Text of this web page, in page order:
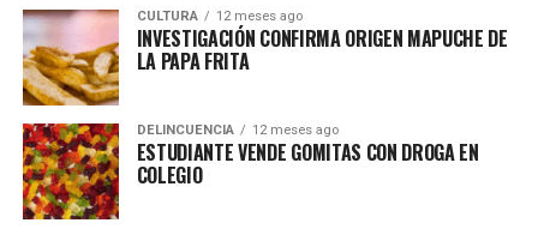
CULTURA 12 meses ago
INVESTIGACIÓN CONFIRMA ORIGEN MAPUCHE DE
LA PAPA FRITA
DELINCUENCIA 12 meses ago
ESTUDIANTE VENDE GOMITAS CON DROGA EN
COLEGIO